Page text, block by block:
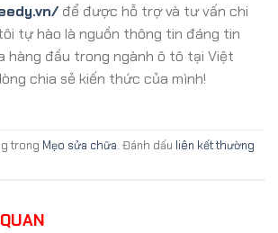
để được hỗ trợ và tư vấn chi
tự hào là nguồn thông tin đáng tin
hàng đầu trong ngành ô tô tại Việt
chia sẻ kiến thức của mình!
trong Mẹo sửa chữa. Đánh dấu liên kết thường